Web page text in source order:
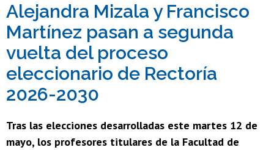
Funcionarias/os
Egresadas/os
Alejandra Mizala y Francisco
Martínez pasan a segunda
vuelta del proceso
eleccionario de Rectoría
2026-2030
Tras las elecciones desarrolladas este martes 12 de
mayo, los profesores titulares de la Facultad de